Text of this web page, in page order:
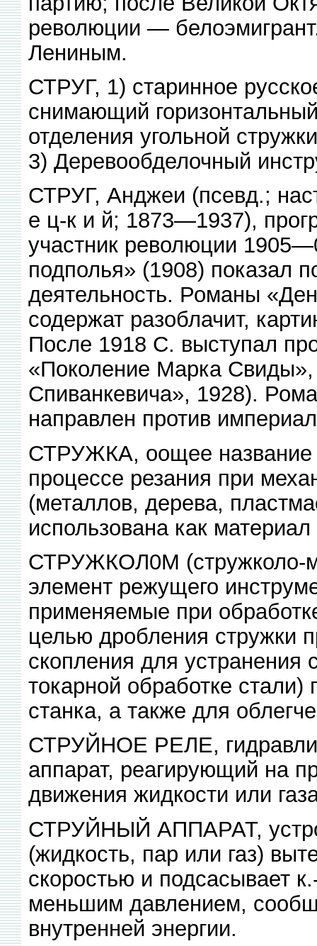
революции —
Лениным.
СТРУГ, 1) старинное
снимающий
отделения угольной
3) Деревообделочный
СТРУГ, Анджеи (псевд.;
е ц-к и й; 1873—1937),
участник революции
подполья» (1908) показал
деятельность. Романы
содержат разоблачит,
После 1918 С. выступал
«Поколение Марка
Спиванкевича», 1928).
направлен против
СТРУЖКА, оощее название
процессе резания при
(металлов, дерева,
использована как
СТРУЖКОЛ0М (стружколо-м
элемент режущего
применяемые при
целью дробления стружки
скопления для
токарной обработке
станка, а также для
СТРУЙНОЕ РЕЛЕ,
аппарат, реагирующий на
движения жидкости или
СТРУЙНЫЙ АППАРАТ,
(жидкость, пар или газ)
скоростью и подсасывает
меньшим давлением,
внутренней энергии.